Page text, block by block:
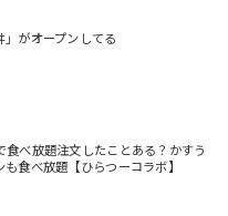
がオープンしてる
べ放題注文したことある？かすう
食べ放題【ひらつーコラボ】